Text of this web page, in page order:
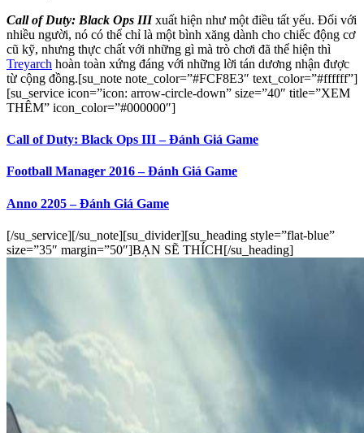
Call of Duty: Black Ops IIIxuất hiện như một điều tất yếu. Đối với
nhiều người, nó có thể chỉ là một bình xăng dành cho chiếc động cơ
cũ kỹ, nhưng thực chất với những gì mà trò chơi đã thể hiện thì
Treyarch hoàn toàn xứng đáng với những lời tán dương nhận được
từ cộng đồng.[su_note note_color=”#FCF8E3″ text_color=”#ffffff”]
[su_service icon=”icon: arrow-circle-down” size=”40″ title=”XEM
THÊM” icon_color=”#000000″]
Call of Duty: Black Ops III – Đánh Giá Game
Football Manager 2016 – Đánh Giá Game
Anno 2205 – Đánh Giá Game
[/su_service][/su_note][su_divider][su_heading style=”flat-blue”
size=”35″ margin=”50″]BẠN SẼ THÍCH[/su_heading]